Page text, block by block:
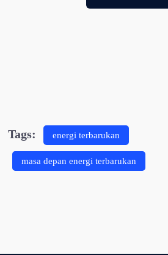
Tags: energi terbarukan
masa depan energi terbarukan